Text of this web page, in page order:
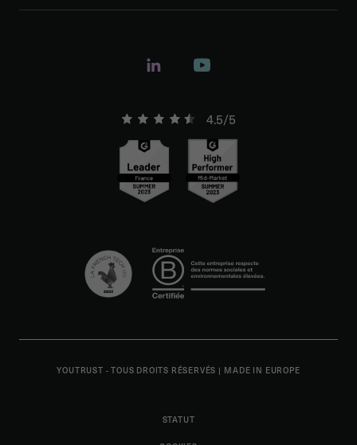
4.5/5
YOUTRUST - TOUS DROITS RÉSERVÉS | MADE IN EUROPE
STATUT